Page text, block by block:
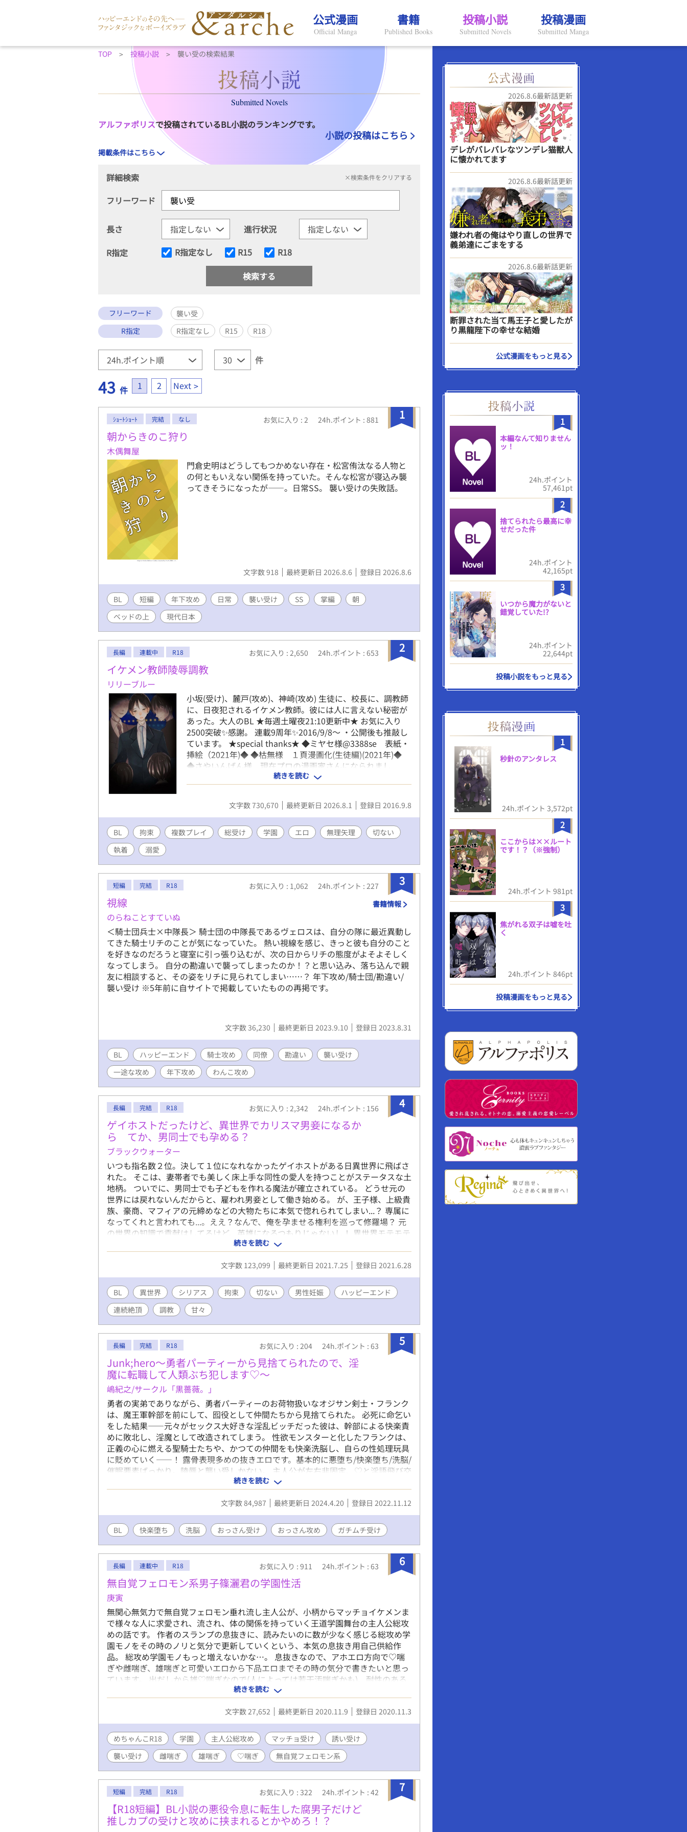
公式漫画
Official Manga
書籍
Published Books
投稿小説
Submitted Novels
投稿漫画
Submitted Manga
TOP 投稿小説 襲い受の検索結果
Submitted Novels
アルファポリスで投稿されているBL小説のランキングです。
小説の投稿はこちら
掲載条件はこちら
詳細検索 ×検索条件をクリアする
フリーワード
長さ
進行状況
R指定
R指定なし R15 R18
フリーワード
襲い受
R指定
R指定なし R15 R18
件
43 件 1 2 Next
1
ｼｮｰﾄｼｮｰﾄ 完結 なし お気に入り : 2 24h.ポイント : 881
朝からきのこ狩り
木偶舞屋
門倉史明はどうしてもつかめない存在・松宮侑汰なる人物と
の何ともいえない関係を持っていた。そんな松宮が寝込み襲
ってきそうになったが――。日常SS。 襲い受けの失敗話。
文字数 918 最終更新日 2026.8.6 登録日 2026.8.6
BL 短編 年下攻め 日常 襲い受け SS 掌編
朝
ベッドの上
現代日本
2
長編 連載中 R18 お気に入り : 2,650 24h.ポイント : 653
イケメン教師陵辱調教
リリーブルー
小坂(受け)、麓戸(攻め)、神崎(攻め) 生徒に、校長に、調教師
に、日夜犯されるイケメン教師。彼には人に言えない秘密が
あった。大人のBL ★毎週土曜夜21:10更新中★ お気に入り
2500突破✨感謝。 連載9周年✨2016/9/8～ ・公開後も推敲し
ています。 ★special thanks★ ◆ミヤセ様@3388se 表紙・
挿絵（2021年)◆ ◆枯無様 １頁漫画化(生徒編)(2021年)◆
◆さやいんげん様 現在プロの漫画家さんになられまし
た！ 1頁漫画化(2017/12/10)◆ ◆奏陽様 小坂先生の
SS(2018年)◆ とりあえずエ.....エロイです.....////ドMで気弱な
小坂さん最高です！！！！プライドは高いのに身体はエロイ
とかやばいっす！！！！(コタツ様) /えむっけのイケメンって
の話し方、 素晴らしいです！！ (sethna様) /耽美/切ない/シ
ヤンデレ/禁断/輪姦/玩具/女装/言葉責め/生徒会/モブ攻め/モ
ブレ/総受け/小スカ/大スカ/自慰/撮影/ 【登場人物】 小坂
愛出人(こさか おでと）高校教師 ２年２組担任 27歳 神
崎 総一郎(かんざき そういちろう）校長 麓戸 遥斗(ろく
と はると）調教師 村田 悪照(むらた おてる）高2 ２組
なせ じいく)生徒会長 高3 伊東 不離(いとう ふり)風紀
委員長 高3 池井 櫂(いけい かい)他校の先輩教師。研修会
で小坂を世話。 池井 慶(いけい けい)麓戸の高校時代の後
輩 ★フリー素材写真 写真加工/リリーブルー (2021年以前の
表紙Cover photo by S. Hermann & F. Richter) x
@lilymetroblue twitter.com/lilymetroblue 主人公総受け。
公イケメン教師小坂先生>生徒会長>級長宮本 ※本作品はフィ
クションであり実在する団体・組織等とは関係ありません。
続きを読む
文字数 730,670 最終更新日 2026.8.1 登録日 2016.9.8
BL 拘束 複数プレイ 総受け 学園 エロ 無理矢理
切ない
執着
溺愛
3
短編 完結 R18 お気に入り : 1,062 24h.ポイント : 227
視線
のらねことすていぬ
書籍情報
＜騎士団兵士×中隊長＞ 騎士団の中隊長であるヴェロスは、自分の隊に最近異動し
てきた騎士リチのことが気になっていた。 熱い視線を感じ、きっと彼も自分のこと
を好きなのだろうと寝室に引っ張り込むが、次の日からリチの態度がよそよそしく
なってしまう。 自分の勘違いで襲ってしまったのか！？と思い込み、落ち込んで親
友に相談すると、その姿をリチに見られてしまい……？ 年下攻め/騎士団/勘違い/
襲い受け ※5年前に自サイトで掲載していたものの再掲です。
文字数 36,230 最終更新日 2023.9.10 登録日 2023.8.31
BL ハッピーエンド 騎士攻め 同僚 勘違い
襲い受け
一途な攻め
年下攻め わんこ攻め
4
長編 完結 R18 お気に入り : 2,342 24h.ポイント : 156
ゲイホストだったけど、異世界でカリスマ男妾になるか
ら てか、男同士でも孕める？
ブラックウォーター
いつも指名数２位。決して１位になれなかったゲイホストがある日異世界に飛ばさ
れた。 そこは、妻帯者でも美しく床上手な同性の愛人を持つことがステータスな土
地柄。 ついでに、男同士でも子どもを作れる魔法が確立されている。 どうせ元の
世界には戻れないんだからと、雇われ男妾として働き始める。 が、王子様、上級貴
族、豪商、マフィアの元締めなどの大物たちに本気で惚れられてしまい...？ 専属に
なってくれと言われても...。ええ？なんで、俺を孕ませる権利を巡って修羅場？ 元
の世界の知識で貢献はしてるけど、英雄になるつもりじゃないし！ 異世界モテモテ
ゲイホスト、ついでにホモ妊娠の奮戦記。 基本主人公攻めですが、乗っかり受け、
襲い受けもあります。 ノンケや攻め専をホモ受けに目覚めさせるシュチュが多いの
で、苦手な方はご注意を。 完結です。 読んで頂いた皆様に心より感謝申し上げま
す。
続きを読む
文字数 123,099 最終更新日 2021.7.25 登録日 2021.6.28
BL 異世界 シリアス 拘束 切ない 男性妊娠
ハッピーエンド
連続絶頂
調教 甘々
5
長編 完結 R18 お気に入り : 204 24h.ポイント : 63
Junk;hero〜勇者パーティーから見捨てられたので、淫
魔に転職して人類ぶち犯します♡〜
嶋紀之/サークル「黒薔薇。」
勇者の実弟でありながら、勇者パーティーのお荷物扱いなオジサン剣士・フランク
は、魔王軍幹部を前にして、囮役として仲間たちから見捨てられた。 必死に命乞い
をした結果――元々がセックス大好きな淫乱ビッチだった彼は、幹部による快楽責
めに敗北し、淫魔として改造されてしまう。 性欲モンスターと化したフランクは、
正義の心に燃える聖騎士たちや、かつての仲間をも快楽洗脳し、自らの性処理玩具
に貶めていく――！ 露骨表現多めの抜きエロです。基本的に悪堕ち/快楽堕ち/洗脳/
催眠要素ばっかり。陵辱と襲い受しかない。 主人公が左右非固定、♡と淫語飛び交
うハード系エロ、濁点喘ぎ、精飲/ぬるめの小スカ/軽度のチンカス描写注意。
※pixiv、ムーンライトノベルズにて先行掲載済みの作品です。完結済みのため、一
日一話ずつ毎日投稿していきます。 【主人公】 フランク…ヤリチンでビッチなゲ
イ。性格はお気楽な快楽主義者。クソ野郎。 【お相手一覧】 魔王軍幹部の高慢触
手男(リバ)/童貞な騎士団モブ兵士×主人公(襲い受)/主人公×ノンケ妻子持ち騎士団
長/高飛車青年魔導師×主人公/主人公の配下×ウブな生真面目ガチムチ神官(挿入無
し)/主人公×女好きクズな兄貴の勇者(本番行為は同人誌版に収録)
続きを読む
文字数 84,987 最終更新日 2024.4.20 登録日 2022.11.12
BL 快楽堕ち 洗脳 おっさん受け おっさん攻め ガチムチ受け
6
長編 連載中 R18 お気に入り : 911 24h.ポイント : 63
無自覚フェロモン系男子篠灑君の学園性活
庚寅
無関心無気力で無自覚フェロモン垂れ流し主人公が、小柄からマッチョイケメンま
で様々な人に求愛され、流され、体の関係を持っていく王道学園舞台の主人公総攻
めの話です。 作者のスランプの息抜きに、読みたいのに数が少なく感じる総攻め学
園モノをその時のノリと気分で更新していくという、本気の息抜き用自己供給作
品。 総攻め学園モノもっと増えないかな…。 息抜きなので、アホエロ方向で♡喘
ぎや雌喘ぎ、雄喘ぎと可愛いエロから下品エロまでその時の気分で書きたいと思っ
ています。 出だしから雄♡喘ぎなので(人によっては若干汚喘ぎかも)、耐性のある
方のみ推奨…。 エロメインめですので悪しからず…。 その辺でのクレームは受け
付けません:( ;´꒳`;):ビクビク キーワードや注意事項など随時更新します。 エロ描写
ある話には✱マーク。 ✱キーワード載せきれなかったのでこちらに✱ 学園、主人公
総攻め、マッチョ受け、誘い受け、襲い受け、雌喘ぎ、雄喘ぎ、♡喘ぎ、無自覚フ
ェロモン系、巨根・絶倫、常に受けが積極的、結腸 (注)ベースが王道学園なだけの
つもりなので、展開は全然王道学園じゃないです。 最近読み始めた総攻め作品の作
者様が総攻め話が増えてないと嘆かれていたので、こちらにも掲載する事にしまし
た。 (読んで頂けるかはさて置いて) イマココの息抜き作品なのでイマココの合間に
書いてます。 めちゃんこ亀更新。 投稿済分もすぐ終わるのですが、少しでも総攻
め好き様の箸休めになれれば幸いです。
続きを読む
文字数 27,652 最終更新日 2020.11.9 登録日 2020.11.3
めちゃんこR18 学園 主人公総攻め マッチョ受け
誘い受け
襲い受け
雌喘ぎ 雄喘ぎ ♡喘ぎ 無自覚フェロモン系
7
短編 完結 R18 お気に入り : 322 24h.ポイント : 42
【R18短編】BL小説の悪役令息に転生した腐男子だけど
推しカプの受けと攻めに挟まれるとかやめろ！？
2026.8.6最新話更新
デレがバレバレなツンデレ猫獣人
に懐かれてます
2026.8.6最新話更新
嫌われ者の俺はやり直しの世界で
義弟達にごまをする
2026.8.6最新話更新
断罪された当て馬王子と愛したが
り黒龍陛下の幸せな結婚
公式漫画をもっと見る
1
本編なんて知りません
ッ！
24h.ポイント
57,461pt
2
捨てられたら最高に幸
せだった件
24h.ポイント
42,165pt
3
いつから魔力がないと
錯覚していた!?
24h.ポイント
22,644pt
投稿小説をもっと見る
1
秒針のアンタレス
24h.ポイント 3,572pt
2
ここからは××ルート
です！？（※強制）
24h.ポイント 981pt
3
焦がれる双子は嘘を吐
く
24h.ポイント 846pt
投稿漫画をもっと見る